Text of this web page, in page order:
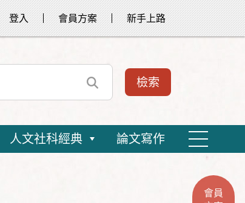
登入 會員方案 新手上路
人文社科經典 論文寫作
會員